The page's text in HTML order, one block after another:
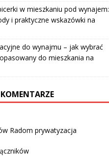
w mieszkaniu pod wynajem:
i praktyczne wskazówki na
do wynajmu – jak wybrać
do mieszkania na
Radom prywatyzacja